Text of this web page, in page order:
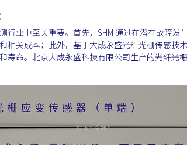
行业中至关重要。首先，SHM 通过在潜在故障
相关成本；此外，基于大成永盛光纤光栅传感技
寿命。北京大成永盛科技有限公司生产的光纤光